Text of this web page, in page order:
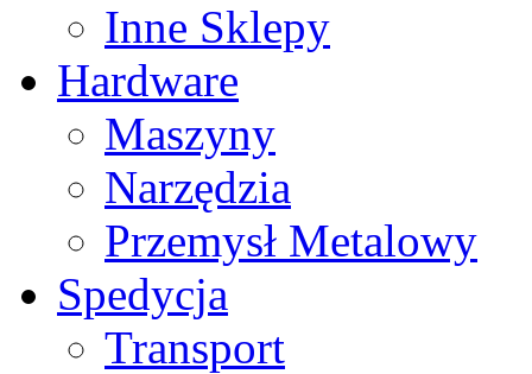
Inne Sklepy
Hardware
Maszyny
Narzędzia
Przemysł Metalowy
Spedycja
Transport